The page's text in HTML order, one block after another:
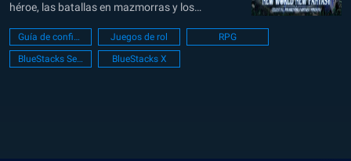
héroe, las batallas en mazmorras y los
combates en la arena se combinan. Puedes
elegir tu clase, usar poderes de fuego, hielo o
relámpagos, y mejorar a tu héroe mediante
Guía de configuración de PC Juegos de rol
RPG
BlueStacks Setup
BlueStacks X